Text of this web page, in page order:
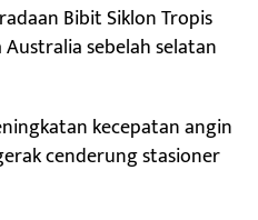
Bibit Siklon Tropis
sebelah selatan
kecepatan angin
cenderung stasioner